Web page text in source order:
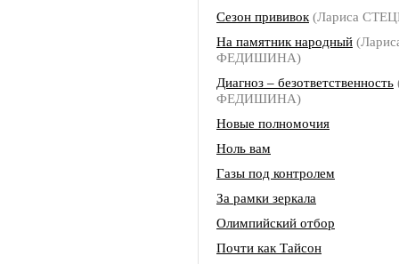
Сезон прививок (Лариса
На памятник народный
ФЕДИШИНА)
Диагноз – безответственность
ФЕДИШИНА)
Новые полномочия
Ноль вам
Газы под контролем
За рамки зеркала
Олимпийский отбор
Почти как Тайсон